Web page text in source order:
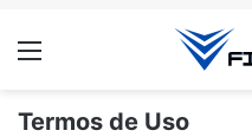
Menu
Termos de Uso